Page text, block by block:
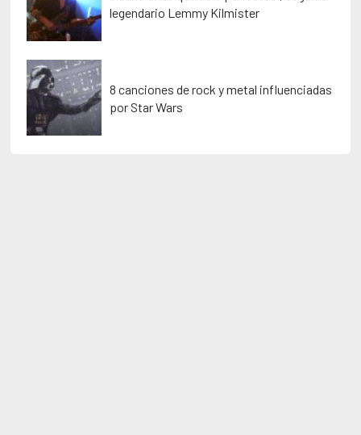
legendario Lemmy Kilmister
8 canciones de rock y metal influenciadas
por Star Wars